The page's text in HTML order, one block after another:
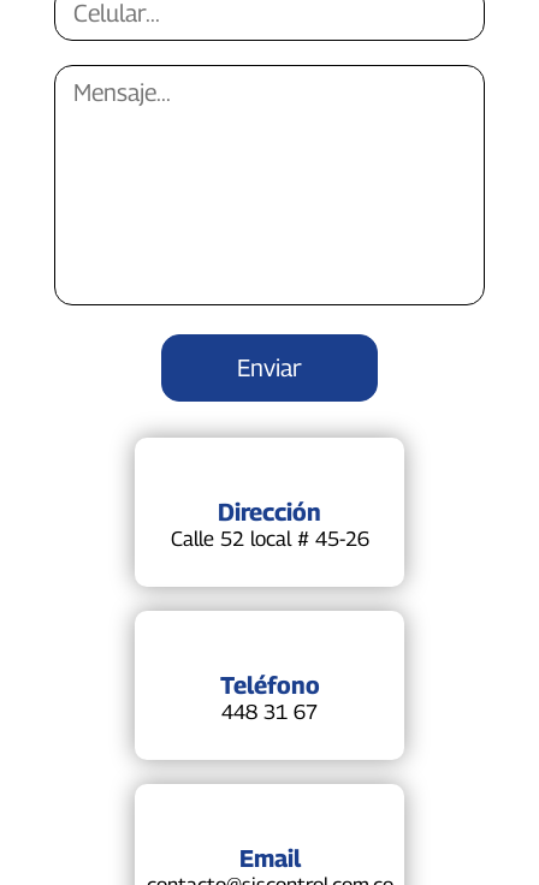
Dirección
Calle 52 local # 45-26
Teléfono
448 31 67
Email